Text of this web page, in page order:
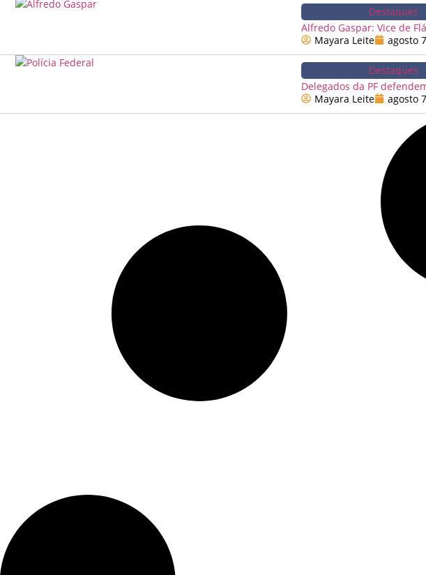
Destaques
Alfredo Gaspar: Vice de
Mayara Leite
agosto
Destaques
Delegados da PF
Mayara Leite
agosto